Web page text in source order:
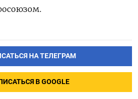
НА ТЕЛЕГРАМ
В GOOGLE